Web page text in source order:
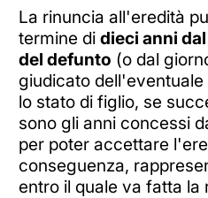
La rinuncia all'eredità
termine di dieci anni
del defunto (o dal
giudicato
lo stato di figlio, se
sono gli anni concessi
per poter accettare
conseguenza,
entro il quale va fatta la